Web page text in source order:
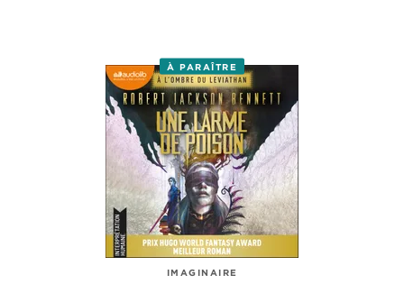
À PARAÎTRE
IMAGINAIRE